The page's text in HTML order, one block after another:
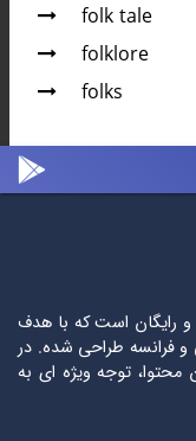
folk tale
folklore
folks
و رایگان است که با هدف
و فرانسه طراحی شده. در
محتوا، توجه ویژه ای به